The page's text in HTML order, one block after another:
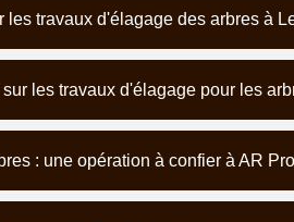
les travaux d'élagage des arbres à
les travaux d'élagage pour les
: une opération à confier à AR